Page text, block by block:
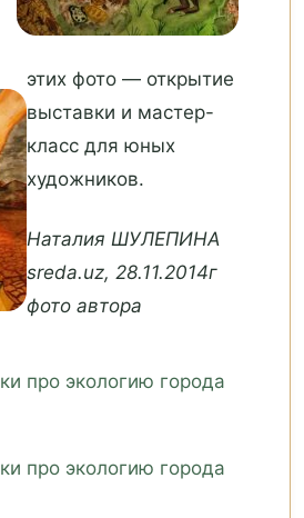
этих фото — открытие
выставки и мастер-
класс для юных
художников.
Наталия ШУЛЕПИНА
sreda.uz, 28.11.2014г
фото автора